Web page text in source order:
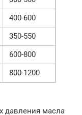
400-600
350-550
600-800
800-1200
давления масла